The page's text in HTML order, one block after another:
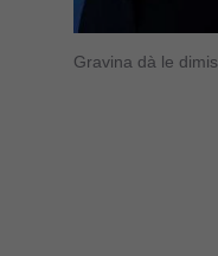
Gravina dà le